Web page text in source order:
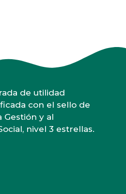
de utilidad
con el sello de
Gestión y al
nivel 3 estrellas.